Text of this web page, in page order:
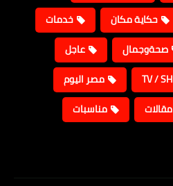
حكاية مكان
خدمات
صحةوجمال
عاجل
مصر اليوم
مقالات
مناسبات